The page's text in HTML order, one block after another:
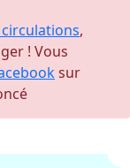
,
! Vous
sur